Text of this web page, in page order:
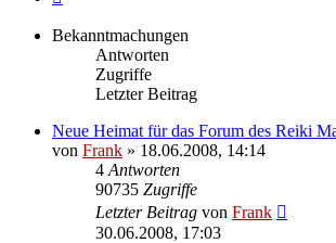
Bekanntmachungen
Antworten
Zugriffe
Letzter Beitrag
Neue Heimat für das Forum des Reiki
von Frank » 18.06.2008, 14:14
4 Antworten
90735 Zugriffe
Letzter Beitrag von Frank
30.06.2008, 17:03